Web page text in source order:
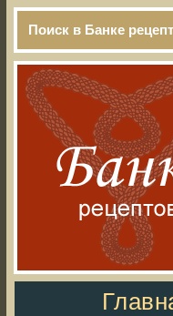
Поиск в Банке